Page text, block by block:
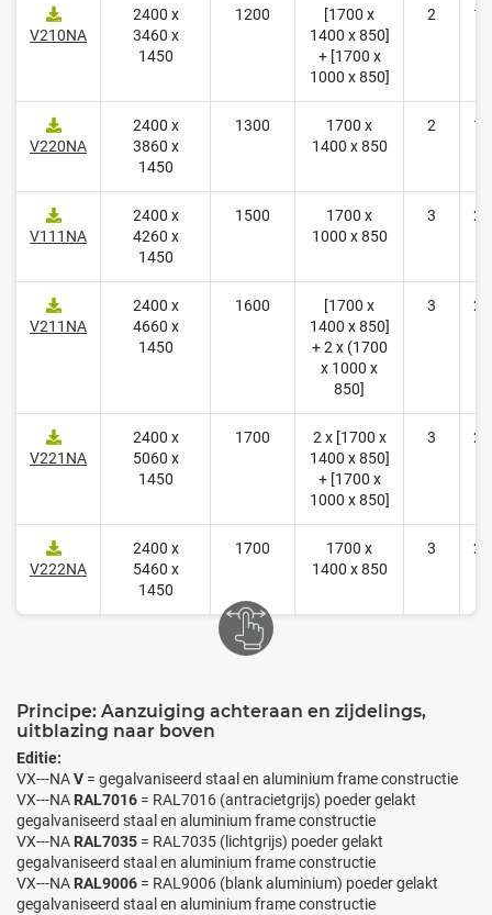
V210NA
2400 x
3460 x
1450
1200
[1700 x
1400 x 850]
+ [1700 x
1000 x 850]
2
V220NA
2400 x
3860 x
1450
1300
1700 x
1400 x 850
2
V111NA
2400 x
4260 x
1450
1500
1700 x
1000 x 850
3
V211NA
2400 x
4660 x
1450
1600
[1700 x
1400 x 850]
+ 2 x (1700
x 1000 x
850]
3
V221NA
2400 x
5060 x
1450
1700
2 x [1700 x
1400 x 850]
+ [1700 x
1000 x 850]
3
V222NA
2400 x
5460 x
1450
1700
1700 x
1400 x 850
3
Principe: Aanzuiging achteraan en zijdelings,
uitblazing naar boven
Editie:
VX---NAV = gegalvaniseerd staal en aluminium frame constructie
VX---NA RAL7016 = RAL7016 (antracietgrijs) poeder gelakt
gegalvaniseerd staal en aluminium frame constructie
VX---NA RAL7035 = RAL7035 (lichtgrijs) poeder gelakt
gegalvaniseerd staal en aluminium frame constructie
VX---NA RAL9006 = RAL9006 (blank aluminium) poeder gelakt
gegalvaniseerd staal en aluminium frame constructie